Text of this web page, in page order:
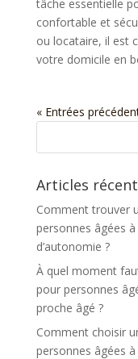
tâche essentielle
confortable et
ou locataire, il est
votre domicile en
« Entrées
Articles
Comment trouver
personnes âgées
d’autonomie ?
À quel moment
pour personnes
proche âgé ?
Comment choisir
personnes âgées